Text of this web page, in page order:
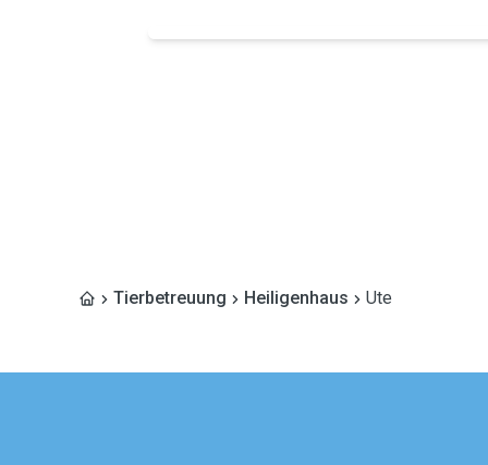
Tierbetreuung Heiligenhaus Ute